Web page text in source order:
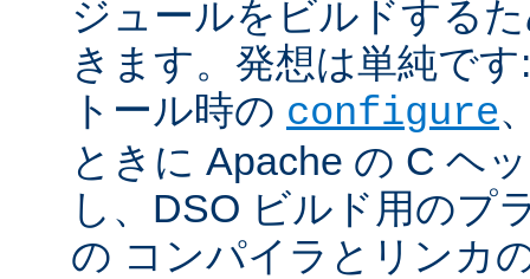
ジュールをビルドする
きます。発想は単純で
トール時の configure
ときに Apache の C ヘ
し、DSO ビルド用のプ
の コンパイラとリンカ